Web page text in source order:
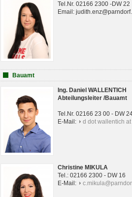
Tel.Nr. 02166 2300 -DW 22
Email:
Bauamt
Ing. Daniel WALLENTICH
Abteilungsleiter /Bauamt
Tel.Nr. 02166 23 00 - DW
E-Mail:
d dot wallentich
Christine MIKULA
Tel.: 02166 2300 - DW 16
E-Mail: